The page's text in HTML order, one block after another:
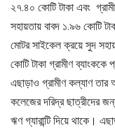
২৭.৪০ কোটি টাকা এবং
সহায়তায় বাবদ ১.৯৬ কোটি
মোটর সাইকেল ক্রয়ে সুদ
কোটি টাকা গ্রামীণ
এছাড়াও গ্রামীণ কল্যাণ তার
কলেজের দরিদ্র ছাত্রীদের
ঋণ গ্যারান্টি দিয়ে থাকে।